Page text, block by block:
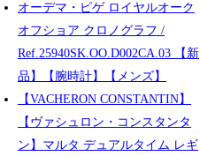
オーデマ・ピゲ ロイヤルオーク
オフショア クロノグラフ /
Ref.25940SK.OO.D002CA.03 【新
品】【腕時計】【メンズ】
【VACHERON CONSTANTIN】
【ヴァシュロン・コンスタンタ
ン】マルタ デュアルタイム レギ